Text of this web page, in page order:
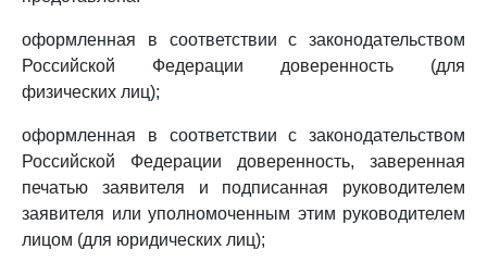
оформленная в соответствии с законодательством
Российской Федерации доверенность (для
физических лиц);
оформленная в соответствии с законодательством
Российской Федерации доверенность, заверенная
печатью заявителя и подписанная руководителем
заявителя или уполномоченным этим руководителем
лицом (для юридических лиц);